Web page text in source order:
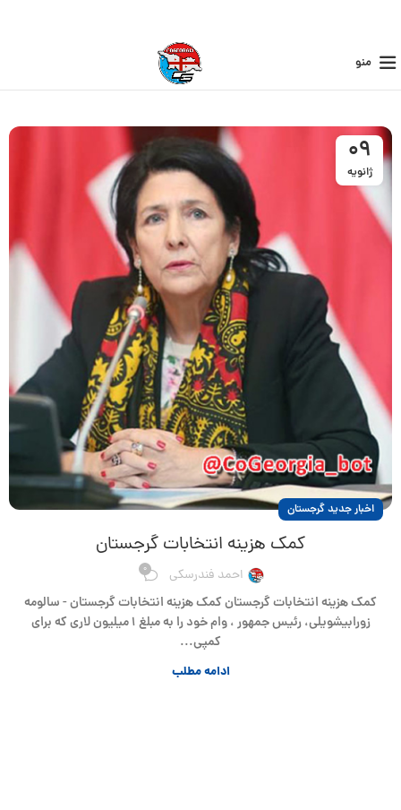
منو
09
ژانویه
اخبار جدید گرجستان
کمک هزینه انتخابات گرجستان
احمد فندرسکی 0
کمک هزینه انتخابات گرجستان کمک هزینه انتخابات گرجستان - سالومه
زورابیشویلی، رئیس جمهور ، وام خود را به مبلغ ۱ میلیون لاری که برای
کمپی...
ادامه مطلب